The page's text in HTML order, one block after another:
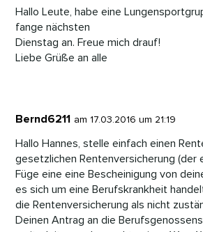
Hallo Leute, habe eine
fange nächsten
Dienstag an. Freue mich drauf!
Liebe Grüße an alle
Bernd6211 am 17.03.2016 um 21:19
Hallo Hannes, stelle einfach einen
gesetzlichen Rentenversicherung (der
Füge eine eine Bescheinigung von
es sich um eine Berufskrankheit
die Rentenversicherung als nicht
Deinen Antrag an die